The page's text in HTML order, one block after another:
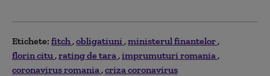
Etichete: fitch obligatiuni ministerul finantelor
florin citu rating de tara imprumuturi romania
coronavirus romania criza coronavirus